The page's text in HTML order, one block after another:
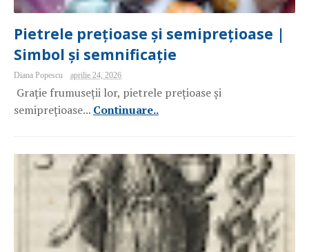
Pietrele prețioase și semiprețioase |
Simbol și semnificație
Diana Popescu aprilie 24, 2026
Grație frumuseții lor, pietrele prețioase și
semiprețioase... Continuare..